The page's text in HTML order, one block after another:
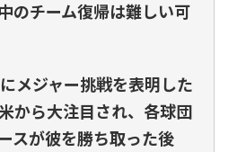
のチーム復帰は難しい可
メジャー挑戦を表明した
から大注目され、各球団
スが彼を勝ち取った後